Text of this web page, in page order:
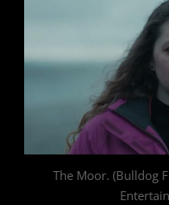
The Moor. (Bulldog